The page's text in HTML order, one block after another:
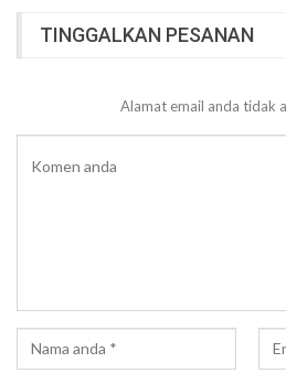
TINGGALKAN PESANAN
Alamat email anda tidak